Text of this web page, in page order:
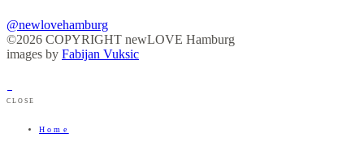
@newlovehamburg
©2026 COPYRIGHT newLOVE Hamburg
images by Fabijan Vuksic
CLOSE
Home